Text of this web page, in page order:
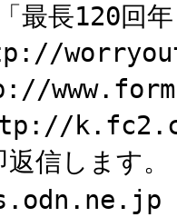
最長120
信します。